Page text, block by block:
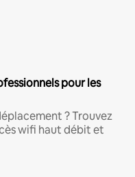
pour les
? Trouvez
wifi haut débit et